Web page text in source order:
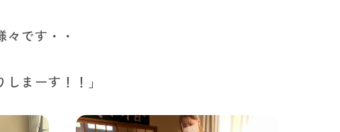
です・・
まーす！！」